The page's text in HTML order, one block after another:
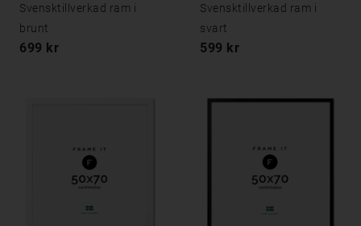
Svensktillverkad ram i
brunt
699 kr
Svensktillverkad ram i
svart
599 kr